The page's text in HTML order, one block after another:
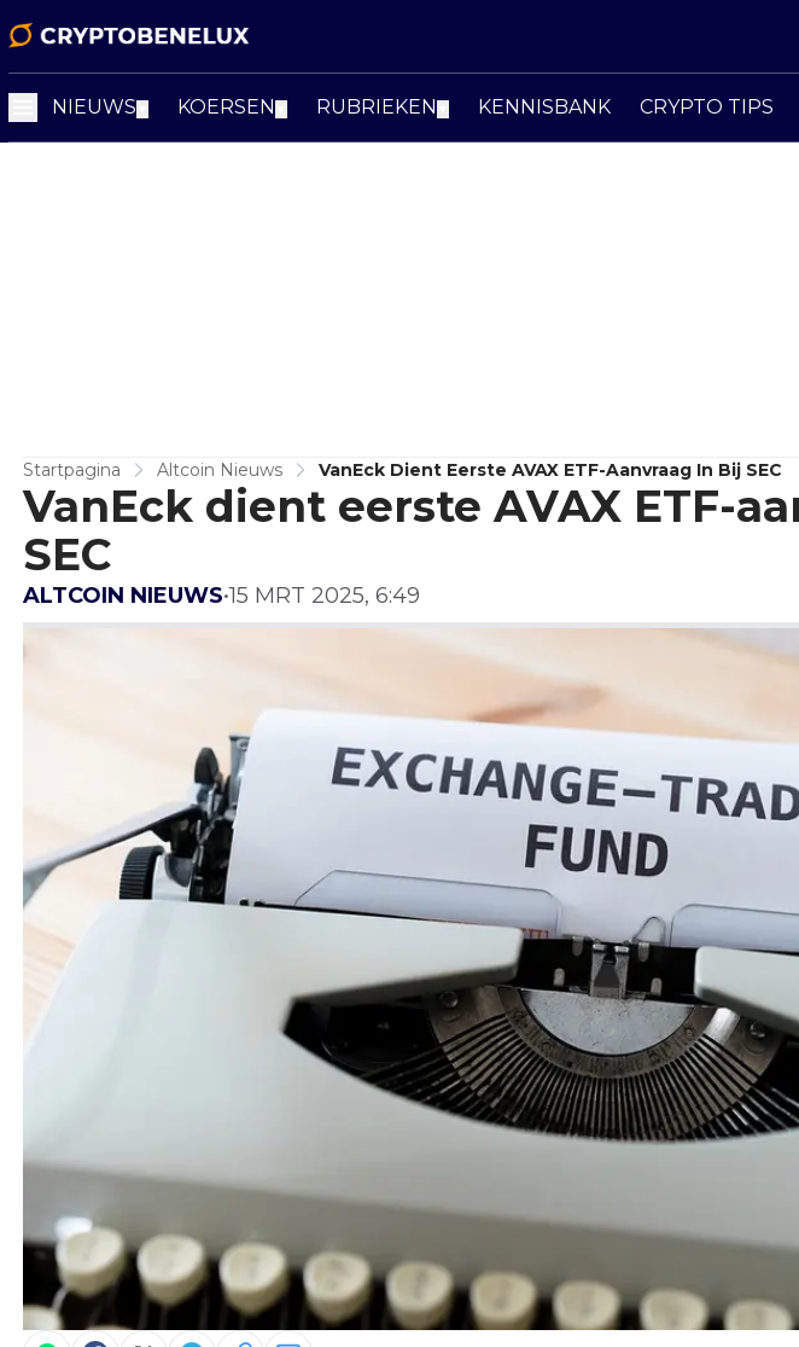
NIEUWS KOERSEN RUBRIEKEN KENNISBANK CRYPTO TIPS
Startpagina Altcoin Nieuws VanEck Dient Eerste AVAX ETF-Aanvraag In Bij SEC
VanEck dient eerste AVAX ETF-
SEC
ALTCOIN NIEUWS•15 MRT 2025, 6:49